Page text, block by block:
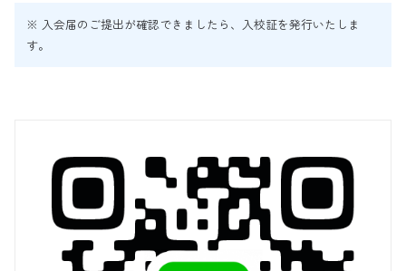
※ 入会届のご提出が確認できましたら、入校証を発行いたしま
す。